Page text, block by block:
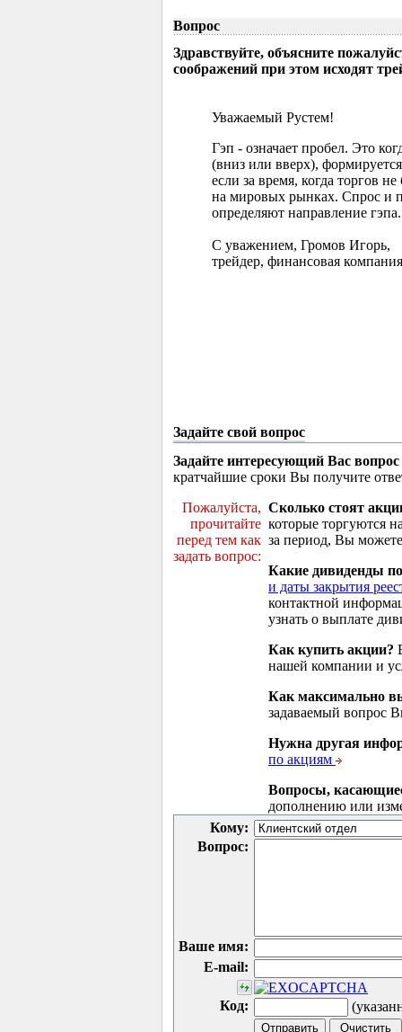
Вопрос
Здравствуйте, объясните
соображений при этом исходят
Уважаемый Рустем!
Гэп - означает пробел. Это
(вниз или вверх),
если за время, когда торгов
на мировых рынках. Спрос и
определяют направление гэпа.
С уважением, Громов Игорь,
трейдер, финансовая
Задайте свой вопрос
Задайте интересующий Вас вопрос
кратчайшие сроки Вы получите
Пожалуйста,
прочитайте
перед тем как
задать вопрос:
Сколько стоят
которые торгуются
за период, Вы
Какие дивиденды
и даты закрытия
контактной
узнать о выплате
Как купить акции?
нашей компании и
Как максимально
задаваемый вопрос
Нужна другая
по акциям
Вопросы,
дополнению или
Кому:
Вопрос:
Ваше имя:
E-mail:
Код: